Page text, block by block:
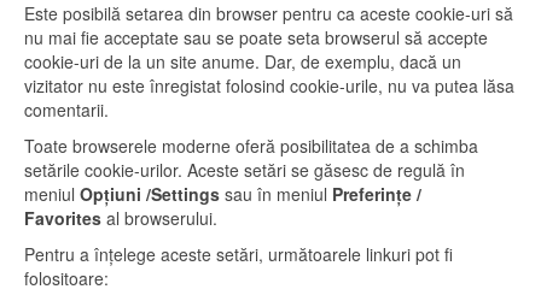
Este posibilă setarea din browser pentru ca aceste cookie-uri să
nu mai fie acceptate sau se poate seta browserul să accepte
cookie-uri de la un site anume. Dar, de exemplu, dacă un
vizitator nu este înregistat folosind cookie-urile, nu va putea lăsa
comentarii.
Toate browserele moderne oferă posibilitatea de a schimba
setările cookie-urilor. Aceste setări se găsesc de regulă în
meniul Opțiuni /Settings sau în meniul Preferințe /
Favorites al browserului.
Pentru a înțelege aceste setări, următoarele linkuri pot fi
folositoare: